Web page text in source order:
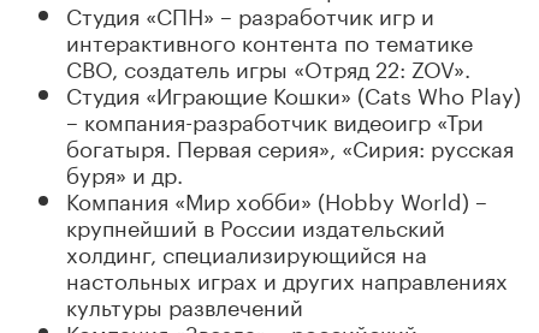
Студия «СПН» – разработчик игр и
интерактивного контента по тематике
СВО, создатель игры «Отряд 22: ZOV».
Студия «Играющие Кошки» (Cats Who Play)
– компания-разработчик видеоигр «Три
богатыря. Первая серия», «Сирия: русская
буря» и др.
Компания «Мир хобби» (Hobby World) –
крупнейший в России издательский
холдинг, специализирующийся на
настольных играх и других направлениях
культуры развлечений